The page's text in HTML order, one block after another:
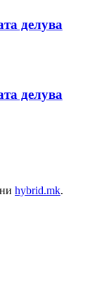
делува
делува
hybrid.mk.